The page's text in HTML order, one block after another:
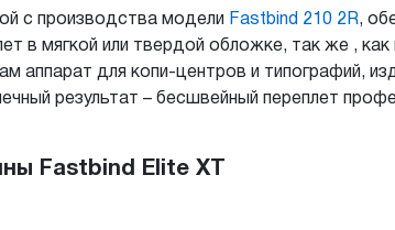
с производства модели Fastbind 210 2R,
в мягкой или твердой обложке, так же ,
аппарат для копи-центров и типографий,
результат – бесшвейный переплет
Fastbind Elite XT